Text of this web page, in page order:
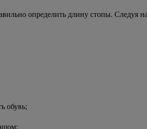
определить длину стопы.
обувь;